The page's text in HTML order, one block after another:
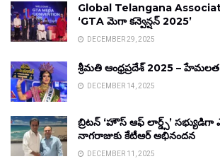
Global Telangana
‘GTA మెగా కన్వెన్షన్ 2025’
DECEMBER 29, 2025
శ్రీమతి ఆంధ్రప్రదేశ్ 2025 –
DECEMBER 14, 2025
బ్రిటన్ ‘హౌస్ ఆఫ్ లార్డ్స్’
నాగరాజుకు కేటీఆర్ అభినందన
DECEMBER 11, 2025